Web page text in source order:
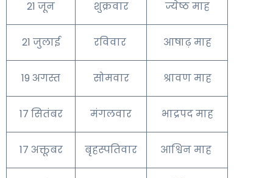
21 जून शुक्रवार ज्येष्ठ माह
21 जुलाई रविवार आषाढ़ माह
19 अगस्त सोमवार श्रावण माह
17 सितंबर मंगलवार भाद्रपद माह
17 अक्तूबर बृहस्पतिवार आश्विन माह